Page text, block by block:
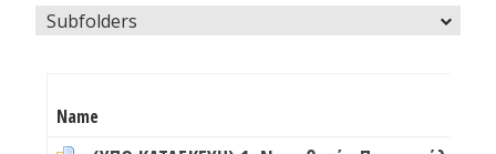
Subfolders
Name